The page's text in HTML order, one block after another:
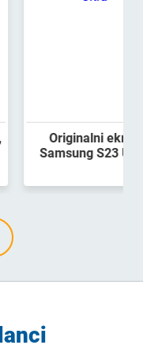
Originalni ekran
S23 Ultra